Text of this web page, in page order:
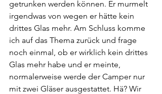
getrunken werden können. Er murmelt
irgendwas von wegen er hätte kein
drittes Glas mehr. Am Schluss komme
ich auf das Thema zurück und frage
noch einmal, ob er wirklich kein drittes
Glas mehr habe und er meinte,
normalerweise werde der Camper nur
mit zwei Gläser ausgestattet. Hä? Wir